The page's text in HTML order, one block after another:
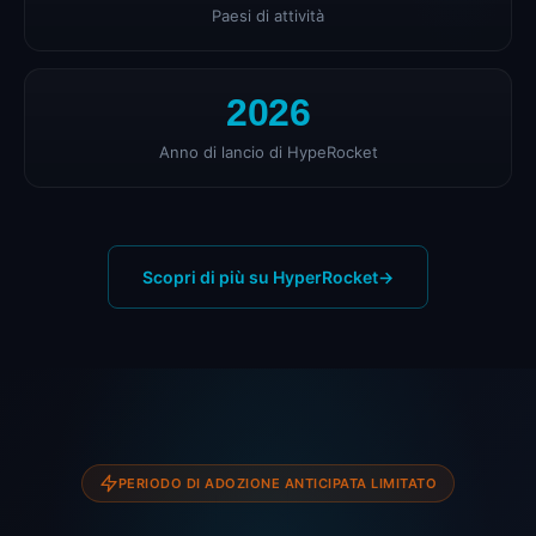
Paesi di attività
2026
Anno di lancio di HypeRocket
Scopri di più su HyperRocket→
PERIODO DI ADOZIONE ANTICIPATA LIMITATO